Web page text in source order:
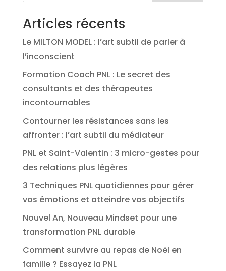
Articles récents
Le MILTON MODEL : l’art subtil de parler à
l’inconscient
Formation Coach PNL : Le secret des
consultants et des thérapeutes
incontournables
Contourner les résistances sans les
affronter : l’art subtil du médiateur
PNL et Saint-Valentin : 3 micro-gestes pour
des relations plus légères
3 Techniques PNL quotidiennes pour gérer
vos émotions et atteindre vos objectifs
Nouvel An, Nouveau Mindset pour une
transformation PNL durable
Comment survivre au repas de Noël en
famille ? Essayez la PNL